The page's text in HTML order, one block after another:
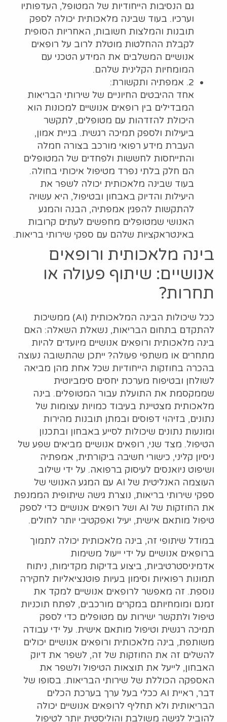
גם הנסיבות הייחודיות של המטופל, העדפותיו
וערכיו. בעוד שבינה מלאכותית יכולה לספק
תובנות והמלצות חשובות, האחריות הסופית
לקבלת ההחלטות מוטלת לרוב על רופאים
אנושיים המשלבים את המידע הטכני עם
המומחיות הקלינית שלהם.
2. אמפתיה ותקשורת:
אחד ההיבטים החיוניים של שירותי הבריאות
המבדילים בין רופאים אנושיים למכונות הוא
היכולת להזדהות עם מטופלים, לתקשר
ביעילות ולספק תמיכה רגשית. בניית אמון,
העברת מידע רפואי מורכב בצורה חמלה
והתייחסות לחששות ולפחדים של המטופלים
הם חלק בלתי נפרד מטיפול איכותי בחולה.
בעוד שבינה מלאכותית יכולה לשפר את
היעילות והדיוק באבחון ובטיפול, היא עשויה
להתקשות להפגין אמפתיה, הבנה והמגע
האנושי שמטופלים מחפשים לעתים קרובות
באינטראקציות שלהם עם ספקי שירותי בריאות.
בינה מלאכותית ורופאים
אנושיים: שיתוף פעולה או
תחרות?
ככל שיכולות הבינה המלאכותית (AI) ממשיכות
להתקדם בתחום הבריאות, נשאלת השאלה: האם
בינה מלאכותית ורופאים אנושיים מיועדים להיות
מתחרים או משתפי פעולה? ייתכן שהתשובה נעוצה
בהכרה בחוזקות הייחודיות שכל אחת מהן מביאה
לשולחן ובטיפוח מערכת יחסים סימביוטית
שממקסמת את התועלת עבור המטופלים. בינה
מלאכותית מצטיינת בעיבוד כמויות עצומות של
נתונים, בזיהוי דפוסים ובמתן תובנות מהירות
ומונעות נתונים שיכולות לסייע באבחון ובתכנון
הטיפול. מצד שני, רופאים אנושיים מביאים שפע של
ניסיון קליני, כישורי חשיבה ביקורתית, אמפתיה
ושיפוט ניואנסים לעיסוק ברפואה. על ידי שילוב
העוצמה האנליטית של AI עם המגע האנושי של
ספקי שירותי בריאות, נוצרת גישה שיתופית הממנפת
את החוזקות של AI ושל רופאים אנושיים כדי לספק
טיפול מותאם אישית, יעיל ואפקטיבי יותר לחולים.
במודל שיתופי זה, בינה מלאכותית יכולה לתמוך
ברופאים אנושיים על ידי ייעול משימות
אדמיניסטרטיביות, ביצוע בדיקות מקדימות, ניתוח
תמונות רפואיות וסימון בעיות פוטנציאליות לחקירה
נוספת. זה מאפשר לרופאים אנושיים למקד את
זמנם ומומחיותם במקרים מורכבים, לפתח תוכניות
טיפול ולתקשר ישירות עם מטופלים כדי לספק
תמיכה רגשית וטיפול מותאם אישית. על ידי עבודה
משותפת, בינה מלאכותית ורופאים אנושיים יכולים
להשלים זה את החוזקות של זה, לשפר את דיוק
האבחון, לייעל את תוצאות הטיפול ולשפר את
האספקה הכוללת של שירותי הבריאות. בסופו של
דבר, ראיית AI ככלי בעל ערך בערכת הכלים
הבריאותית ולא תחליף לרופאים אנושיים יכולה
להוביל לגישה משולבת והוליסטית יותר לטיפול